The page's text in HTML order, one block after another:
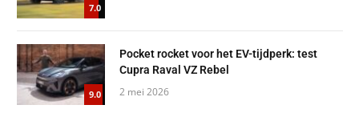
7.0
9.0
Pocket rocket voor het EV-tijdperk: test
Cupra Raval VZ Rebel
2 mei 2026